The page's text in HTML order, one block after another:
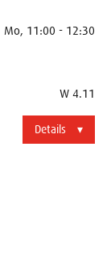
Mo, 11:00 - 12:30
W 4.11
Details